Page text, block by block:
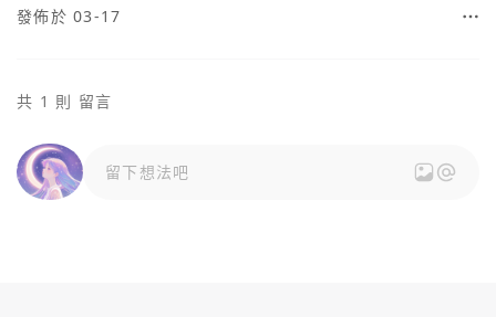
發佈於 03-17
共 1 則 留言
留下想法吧